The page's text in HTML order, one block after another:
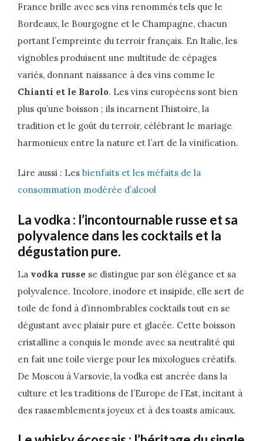
France brille avec ses vins renommés tels que le
Bordeaux, le Bourgogne et le Champagne, chacun
portant l’empreinte du terroir français. En Italie, les
vignobles produisent une multitude de cépages
variés, donnant naissance à des vins comme le
Chianti et le Barolo. Les vins européens sont bien
plus qu’une boisson ; ils incarnent l’histoire, la
tradition et le goût du terroir, célébrant le mariage
harmonieux entre la nature et l’art de la vinification.
Lire aussi : Les bienfaits et les méfaits de la
consommation modérée d’alcool
La vodka : l’incontournable russe et sa
polyvalence dans les cocktails et la
dégustation pure.
La vodka russe se distingue par son élégance et sa
polyvalence. Incolore, inodore et insipide, elle sert de
toile de fond à d’innombrables cocktails tout en se
dégustant avec plaisir pure et glacée. Cette boisson
cristalline a conquis le monde avec sa neutralité qui
en fait une toile vierge pour les mixologues créatifs.
De Moscou à Varsovie, la vodka est ancrée dans la
culture et les traditions de l’Europe de l’Est, incitant à
des rassemblements joyeux et à des toasts amicaux.